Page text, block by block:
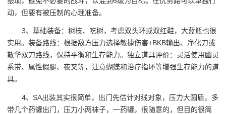
动，但要有被压制的心理准备。
3、基础装备：树枝、吃树，考虑双头环或双红鞋，大蓝瓶也很
实用。装备路线：根据敌方压力选择敏捷伤害+BKB输出、净化刀或
散华双刀路线，保持平衡和生存能力。独立道具评价：灵活使用幽灵
系带、属性假腿、夜叉等，注意蝴蝶和治疗指环等增强生存能力的道
具。
4、SA出装其实很简单，出门先估计对线对象，压力大圆盾，多
带几个药罐出门，压力小两袜子，一药罐，很随意的，但目的很简